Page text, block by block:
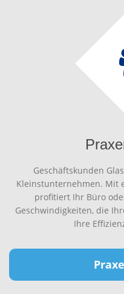
Geschäftskunden
Kleinstunternehmen. Mit
profitiert Ihr Büro
Geschwindigkeiten, die
Ihre